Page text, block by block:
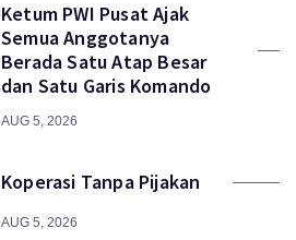
Ketum PWI Pusat Ajak
Semua Anggotanya
Berada Satu Atap Besar
dan Satu Garis Komando
AUG 5, 2026
Koperasi Tanpa Pijakan
AUG 5, 2026